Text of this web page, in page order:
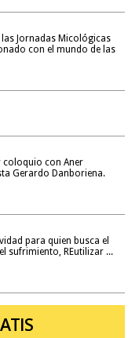
Jornadas Micológicas
con el mundo de las
coloquio con Aner
Gerardo Danboriena.
para quien busca el
sufrimiento, REutilizar ...